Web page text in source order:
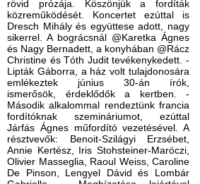
rövid prózája. Köszönjük a fordíták
közreműködését. Koncertet ezúttal is
Dresch Mihály és együttese adott, nagy
sikerrel. A bográcsnál @Karetka Ágnes
és Nagy Berna­dett, a konyhában @Rácz
Christine és Tóth Judit tevékenykedett. ­
Lipták Gáborra, a ház volt tulajdonosára
emlékeztek június 30-án írók,
ismerősök, érdeklődők a kertben. -
Második alkalommal rendeztünk francia
fordítóknak szemináriumot, ezúttal
Járfás Ágnes műfordító vezetésével. A
résztvevők: Benoit­-Szilágyi Erzsébet,
Annie Kertész, Iris Stohsteiner-Maróczi,
Olivier Masseglia, Raoul Weiss, Caroline
De Pinson, Lengyel Dávid és Lom­bár